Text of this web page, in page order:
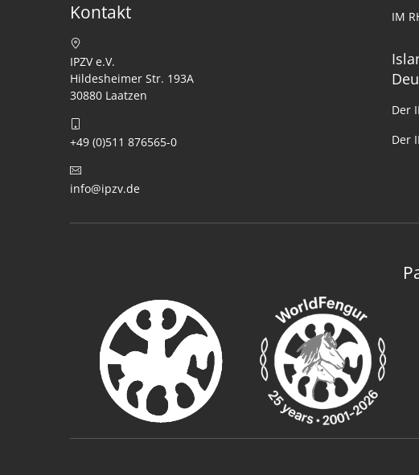
Kontakt
IPZV e.V.
Hildesheimer Str. 193A
30880 Laatzen
+49 (0)511 876565-0
info@ipzv.de
IM
Der
Der